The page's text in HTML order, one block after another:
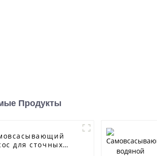
Продукты
для сточных